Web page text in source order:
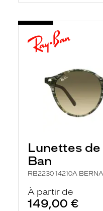
Lunettes de
Ban
RB2230 14210A
À partir de
149,00 €